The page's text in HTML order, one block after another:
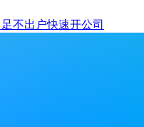
不出户快速开公司